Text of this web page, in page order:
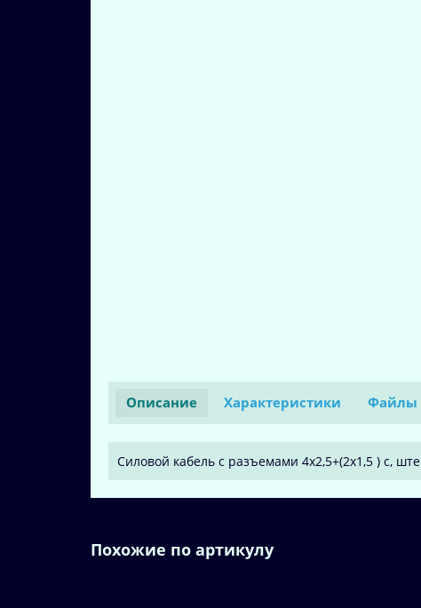
Описание Характеристики Файлы
Силовой кабель с разъемами 4x2,5+(2x1,5 ) c,
Похожие по артикулу